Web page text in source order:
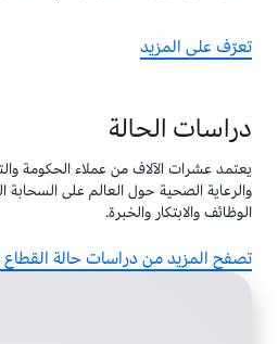
تعرّف على المزيد
دراسات الحالة
يعتمد عشرات الآلاف من عملاء الحكومة
والرعاية الصحية حول العالم على السحابة
الوظائف والابتكار والخبرة.
تصفح المزيد من دراسات حالة القطاع